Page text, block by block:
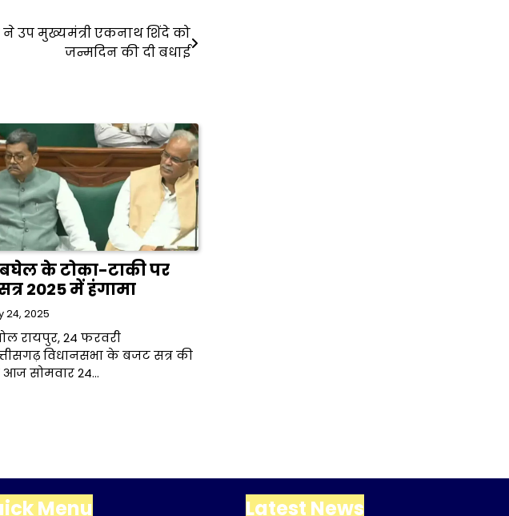
ने उप मुख्यमंत्री एकनाथ शिंदे को
जन्मदिन की दी बधाई
के टोका-टाकी पर
2025 में हंगामा
24, 2025
रायपुर, 24 फरवरी
विधानसभा के बजट सत्र की
सोमवार 24…
Menu Latest News